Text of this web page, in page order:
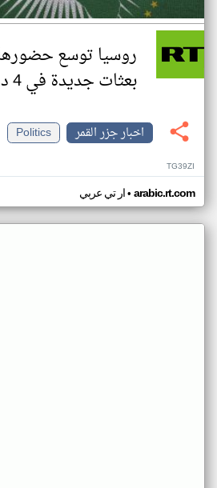
روسيا توسع
بعثات جديدة في 4 دول أفريقية
اخبار جزر القمر
Politics
TG39ZI
ار تي عربي• arabic.rt.com